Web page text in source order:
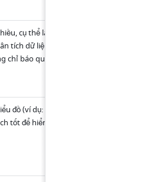
cụ thể là giá trị của trục ngang, giá trị của
tích dữ liệu, cả mật độ của các bong bóng và
chỉ báo quan trọng để dự đoán xu hướng dữ
đồ (ví dụ: biểu đồ cột, biểu đồ đường, biểu đồ
tốt để hiển thị dữ liệu có sự khác biệt lớn về độ